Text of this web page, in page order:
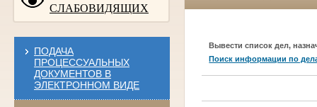
СЛАБОВИДЯЩИХ
ПОДАЧА
ПРОЦЕССУАЛЬНЫХ
ДОКУМЕНТОВ В
ЭЛЕКТРОННОМ ВИДЕ
Вывести список дел,
Поиск информации по